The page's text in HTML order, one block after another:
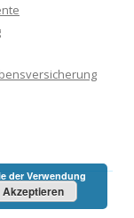
der Verwendung
Akzeptieren